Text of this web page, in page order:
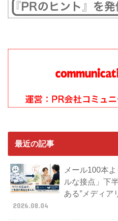
最近の記事
メール100本
ルな接点」下
ある”メディア
2026.08.04